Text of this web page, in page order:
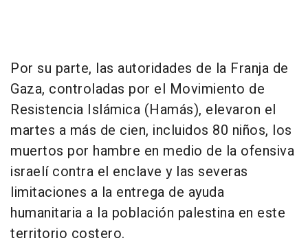
Por su parte, las autoridades de la Franja de
Gaza, controladas por el Movimiento de
Resistencia Islámica (Hamás), elevaron el
martes a más de cien, incluidos 80 niños, los
muertos por hambre en medio de la ofensiva
israelí contra el enclave y las severas
limitaciones a la entrega de ayuda
humanitaria a la población palestina en este
territorio costero.